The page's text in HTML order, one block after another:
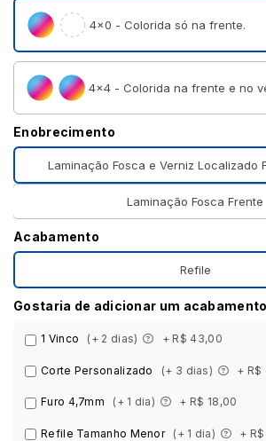
4×0 - Colorida só na frente.
4×4 - Colorida na frente e no
Enobrecimento
Laminação Fosca e Verniz Localizado
Laminação Fosca Frente
Acabamento
Refile
Gostaria de adicionar um
1 Vinco (+ 2 dias) + R$ 43,00
Corte Personalizado (+ 3 dias) + R$
Furo 4,7mm (+ 1 dia) + R$ 18,00
Refile Tamanho Menor (+ 1 dia) +